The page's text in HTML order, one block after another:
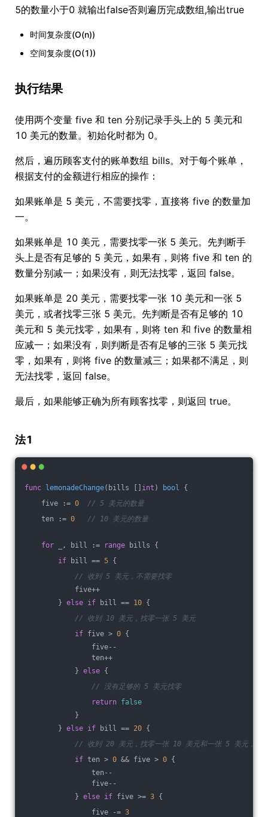
5的数量小于0 就输出false否则遍历完成数组,输出true
时间复杂度(O(n))
空间复杂度(O(1))
执行结果
使用两个变量 five 和 ten 分别记录手头上的 5 美元和
10 美元的数量。初始化时都为 0。
然后，遍历顾客支付的账单数组 bills。对于每个账单，
根据支付的金额进行相应的操作：
如果账单是 5 美元，不需要找零，直接将 five 的数量加
一。
如果账单是 10 美元，需要找零一张 5 美元。先判断手
头上是否有足够的 5 美元，如果有，则将 five 和 ten 的
数量分别减一；如果没有，则无法找零，返回 false。
如果账单是 20 美元，需要找零一张 10 美元和一张 5
美元，或者找零三张 5 美元。先判断是否有足够的 10
美元和 5 美元找零，如果有，则将 ten 和 five 的数量相
应减一；如果没有，则判断是否有足够的三张 5 美元找
零，如果有，则将 five 的数量减三；如果都不满足，则
无法找零，返回 false。
最后，如果能够正确为所有顾客找零，则返回 true。
法1
func lemonadeChange(bills [] int ) bool {
five := 0
// 5 美元的数量
ten := 0 // 10 美元的数量
for _, bill := range bills {
if bill == 5 {
// 收到 5 美元，不需要找零
five++
} else if bill == 10 {
// 收到 10 美元，找零一张 5 美元
if five > 0 {
five--
ten++
} else {
// 没有足够的 5 美元找零
return false
}
} else if bill == 20 {
// 收到 20 美元，找零一张 10 美元和一张 5 美元，或
if ten > 0 && five > 0 {
ten--
five--
} else if five >= 3 {
five -= 3